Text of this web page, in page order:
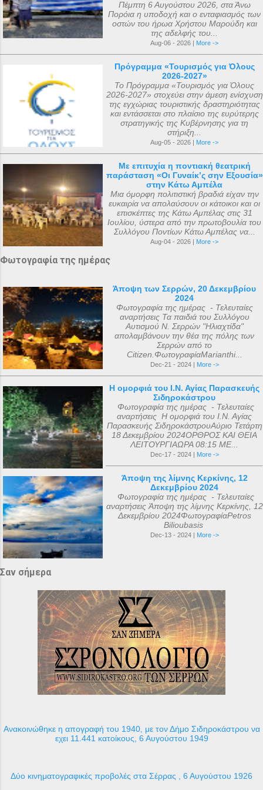
φθινόπωρο του ίδιου έτους, τα ιερά αυτά
αντικείμενα μεταφέρθηκαν στην Αγία
Πετρούπολη και τοποθετήθηκαν στα
χειμερινά ανάκτορα, μέσα στον ναό
αφιερωμένο ...
κοιμήθηκε σε ηλικία 5 ετών μετά από
μάχη με σοβαρή ασθένεια. Η ανέγερση
του ναού ξεκίνησε με εισφορές από την
κηδεία του μικρού Μάριου και
ολοκληρώθηκε με εισφορές από την
κηδεία της αείμνηστης Μαρίας Σπύρου και
με διάφορες άλλες εισφορές. Ο ακριβής
αριθμός των μελών της συνόδου, με βάση
τις διαθέσιμες πηγές, δεν μπορεί να
καθοριστεί ακριβώς ακόμα και σήμερα. Ο
αριθμός που επικράτησε από
μεταγενέστερες πηγές ιστορικών ήταν ο
αριθμός 318. Ο Ευσέβιος της Καισαρείας
τους αριθμεί 250, ο Αθανάσιος
Αλεξανδρείας 318, και ο Ευστάθιος Α...
Πέμπτη 6 Αυγούστου 2026, στα Άνω
Πορόια η υποδοχή και ο ενταφιασμός των
οστών του ήρωα Χρήστου Μαρούδη και
της αδελφής του...
Aug-06 - 2026 | More ->
Πρόγραμμα «Τουρισμός για Όλους
2026-2027»
Το Πρόγραμμα «Τουρισμός για Όλους
2026-2027» στοχεύει στην άμεση ενίσχυση
της εγχώριας τουριστικής δραστηριότητας
και εντάσσεται στο πλαίσιο της ευρύτερης
στρατηγικής της Κυβέρνησης για τη
στήριξη...
Aug-05 - 2026 | More ->
Με επιτυχία η ποντιακή θεατρική
παράσταση «Οι Γυναίκ’ς σην Εξουσία»
στην Κάτω Αμπέλα
Μια όμορφη πολιτιστική βραδιά είχαν την
ευκαιρία να απολαύσουν οι κάτοικοι και οι
επισκέπτες της Κάτω Αμπέλας στις 31
Ιουλίου, ύστερα από την πρωτοβουλία του
Συλλόγου Ποντίων Κάτω Αμπέλας να...
Aug-04 - 2026 | More ->
Φωτογραφία της ημέρας
Άποψη των Σερρών, 20 Δεκεμβρίου
2024
Φωτογραφία της ημέρας - Τελευταίες
αναρτήσεις Τα παιδιά του Συλλόγου
Αυτισμού Ν. Σερρών "Ηλιαχτίδα"
απολαμβάνουν την θέα της πόλης των
Σερρών από το
Citizen.ΦωτογραφίαMarianthi...
Dec-21 - 2024 | More ->
Η ομορφιά του Ι.Ν. Αγίας Παρασκευής
Σιδηροκάστρου
Φωτογραφία της ημέρας - Τελευταίες
αναρτήσεις Η ομορφιά του Ι.Ν. Αγίας
Παρασκευής ΣιδηροκάστρουΑύριο Τετάρτη
18 Δεκεμβρίου 2024ΟΡΘΡΟΣ ΚΑΙ ΘΕΙΑ
ΛΕΙΤΟΥΡΓΙΑΩΡΑ 08:15 ΜΕ...
Dec-17 - 2024 | More ->
Άποψη της λίμνης Κερκίνης, 12
Δεκεμβρίου 2024
Φωτογραφία της ημέρας - Τελευταίες
αναρτήσεις Άποψη της λίμνης Κερκίνης, 12
Δεκεμβρίου 2024ΦωτογραφίαPetros
Bilioubasis
Dec-13 - 2024 | More ->
Σαν σήμερα
Ανακοινώθηκε η απογραφή του 1940, με τον Δήμο Σιδηροκάστρου να
εχει 11.441 κατοίκους, 6 Αυγούστου 1949
Δύο κινηματογραφικές προβολές στα Σέρρας , 6 Αυγούστου 1926